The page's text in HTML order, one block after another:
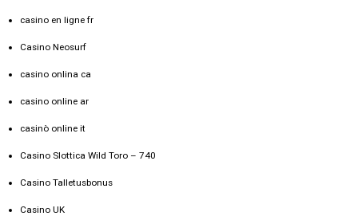
casino en ligne fr
Casino Neosurf
casino onlina ca
casino online ar
casinò online it
Casino Slottica Wild Toro – 740
Casino Talletusbonus
Casino UK